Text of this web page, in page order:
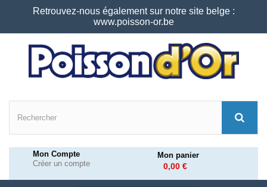
Retrouvez-nous également sur notre site belge :
www.poisson-or.be
Mon Compte
Créer un compte
Mon panier
0,00 €